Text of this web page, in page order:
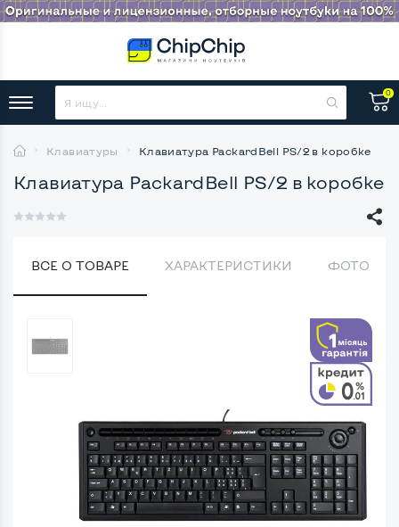
0
Клавиатуры Клавиатура PackardBell PS/2 в коробке
Клавиатура PackardBell PS/2 в коробке
ВСЕ О ТОВАРЕ ХАРАКТЕРИСТИКИ ФОТО